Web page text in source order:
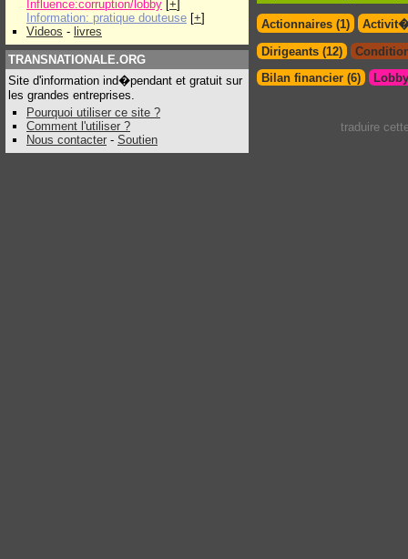
Influence:corruption/lobby [+]
Information: pratique douteuse [+]
Videos - livres
TRANSNATIONALE.ORG
Site d'information ind�pendant et gratuit sur
les grandes entreprises.
Pourquoi utiliser ce site ?
Comment l'utiliser ?
Nous contacter - Soutien
Actionnaires (1)
Dirigeants (12)
Bilan financier (6)
traduire